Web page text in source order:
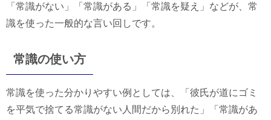
「常識がない」「常識がある」「常識を疑え」などが、常
識を使った一般的な言い回しです。
常識の使い方
常識を使った分かりやすい例としては、「彼氏が道にゴミ
を平気で捨てる常識がない人間だから別れた」「常識があ